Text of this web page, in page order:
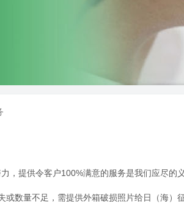
，提供令客户100%满意的服务是我们应尽的
或数量不足，需提供外箱破损照片给日（海）